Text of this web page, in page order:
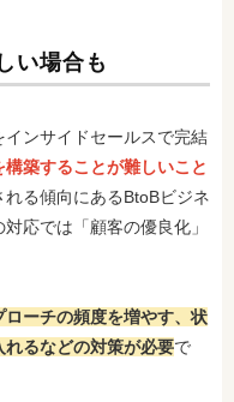
い場合も
ンサイドセールスで完結
築することが難しいこと
る傾向にあるBtoBビジネ
応では「顧客の優良化」
ローチの頻度を増やす、状
るなどの対策が必要で